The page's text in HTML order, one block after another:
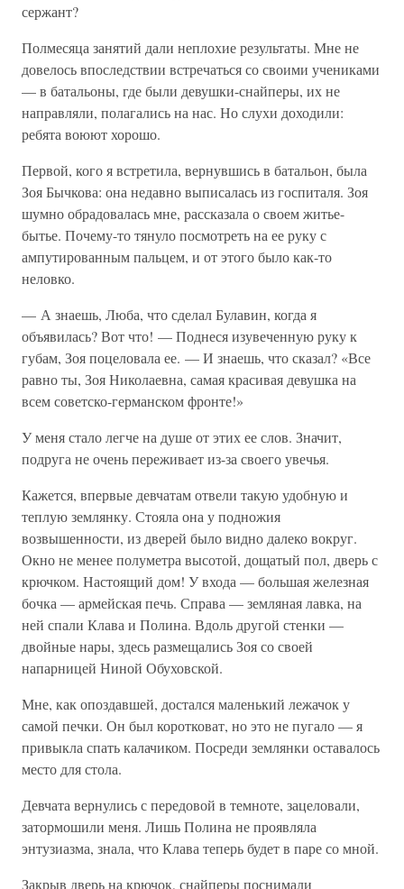
сержант?
Полмесяца занятий дали неплохие результаты. Мне не
довелось впоследствии встречаться со своими учениками
— в батальоны, где были девушки-снайперы, их не
направляли, полагались на нас. Но слухи доходили:
ребята воюют хорошо.
Первой, кого я встретила, вернувшись в батальон, была
Зоя Бычкова: она недавно выписалась из госпиталя. Зоя
шумно обрадовалась мне, рассказала о своем житье-
бытье. Почему-то тянуло посмотреть на ее руку с
ампутированным пальцем, и от этого было как-то
неловко.
— А знаешь, Люба, что сделал Булавин, когда я
объявилась? Вот что! — Поднеся изувеченную руку к
губам, Зоя поцеловала ее. — И знаешь, что сказал? «Все
равно ты, Зоя Николаевна, самая красивая девушка на
всем советско-германском фронте!»
У меня стало легче на душе от этих ее слов. Значит,
подруга не очень переживает из-за своего увечья.
Кажется, впервые девчатам отвели такую удобную и
теплую землянку. Стояла она у подножия
возвышенности, из дверей было видно далеко вокруг.
Окно не менее полуметра высотой, дощатый пол, дверь с
крючком. Настоящий дом! У входа — большая железная
бочка — армейская печь. Справа — земляная лавка, на
ней спали Клава и Полина. Вдоль другой стенки —
двойные нары, здесь размещались Зоя со своей
напарницей Ниной Обуховской.
Мне, как опоздавшей, достался маленький лежачок у
самой печки. Он был коротковат, но это не пугало — я
привыкла спать калачиком. Посреди землянки оставалось
место для стола.
Девчата вернулись с передовой в темноте, зацеловали,
затормошили меня. Лишь Полина не проявляла
энтузиазма, знала, что Клава теперь будет в паре со мной.
Закрыв дверь на крючок, снайперы поснимали